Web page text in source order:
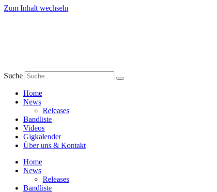
Zum Inhalt wechseln
Suche
Home
News
Releases
Bandliste
Videos
Gigkalender
Über uns & Kontakt
Home
News
Releases
Bandliste